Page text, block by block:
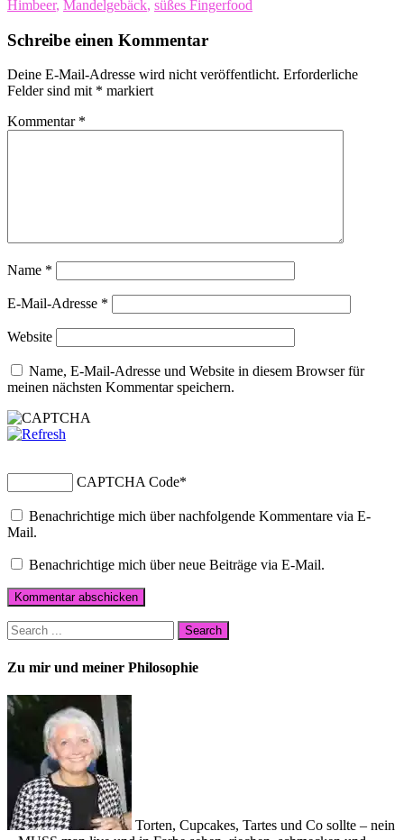
Himbeer, Mandelgebäck, süßes Fingerfood
Schreibe einen Kommentar
Deine E-Mail-Adresse wird nicht veröffentlicht. Erforderliche
Felder sind mit * markiert
Kommentar *
Name *
E-Mail-Adresse *
Website
Name, E-Mail-Adresse und Website in diesem Browser für
meinen nächsten Kommentar speichern.
CAPTCHA Code*
Benachrichtige mich über nachfolgende Kommentare via E-
Mail.
Benachrichtige mich über neue Beiträge via E-Mail.
Zu mir und meiner Philosophie
Torten, Cupcakes, Tartes und Co sollte – nein